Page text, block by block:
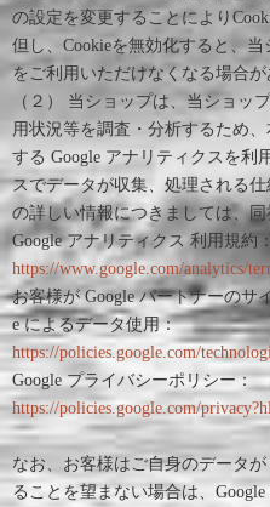
の設定を変更することにより
但し、Cookieを無効化すると、
をご利用いただけなくなる場合が
（２） 当ショップは、当ショッ
用状況等を調査・分析するため
する Google アナリティクスを利
スでデータが収集、処理される
の詳しい情報につきましては、
Google アナリティクス 利用規約
https://www.google.com/analytics/
お客様が Google パートナーのサ
e によるデータ使用：
https://policies.google.com/
Google プライバシーポリシー：
https://policies.google.com/
なお、お客様はご自身のデータ
ることを望まない場合は、